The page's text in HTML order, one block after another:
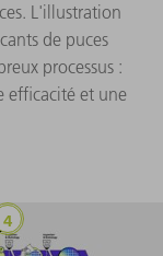
L'illustration
de puces
processus :
efficacité et une
UVE
Recuit laser
assistée par